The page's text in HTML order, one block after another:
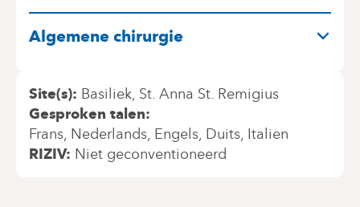
Algemene chirurgie
Site(s) Basiliek St. Anna St. Remigius
Gesproken talen
Frans Nederlands Engels Duits Italien
RIZIV Niet geconventioneerd